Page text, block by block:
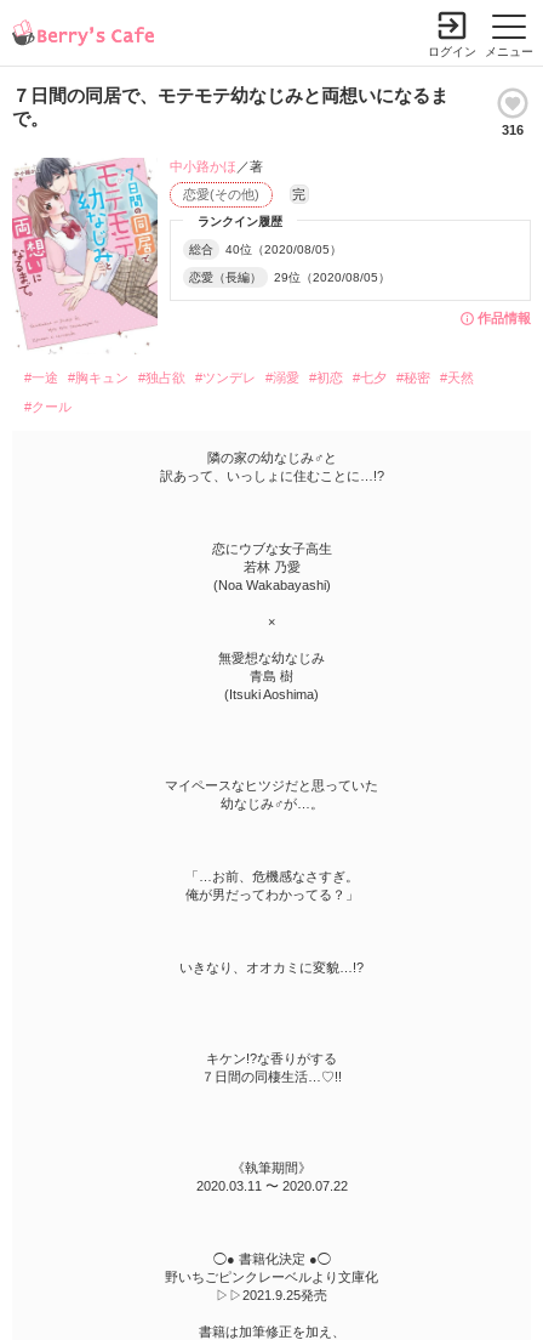
メニュー
ログイン
７日間の同居で、モテモテ幼なじみと両想いになるま
で。
316
作品情報
ランクイン履歴
総合 40位（2020/08/05）
恋愛（長編） 29位（2020/08/05）
恋愛(その他) 完
中小路かほ ／著
#一途 #胸キュン #独占欲 #ツンデレ #溺愛 #初恋 #七夕 #秘密
#天然
#クール
隣の家の幼なじみ♂と
訳あって、いっしょに住むことに…!?
恋にウブな女子高生
若林 乃愛
(Noa Wakabayashi)
×
無愛想な幼なじみ
青島 樹
(Itsuki Aoshima)
マイペースなヒツジだと思っていた
幼なじみ♂が…。
「…お前、危機感なさすぎ。
俺が男だってわかってる？」
いきなり、オオカミに変貌…!?
キケン!?な香りがする
７日間の同棲生活…♡!!
《執筆期間》
2020.03.11 〜 2020.07.22
‎◯● 書籍化決定‎ ●◯
野いちごピンクレーベルより文庫化
▷▷2021.9.25発売
書籍は加筆修正を加え、